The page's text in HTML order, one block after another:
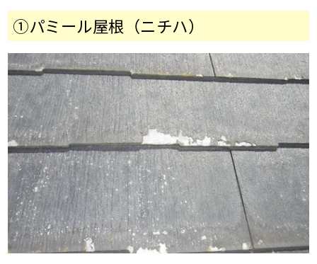
①パミール屋根（ニチハ）